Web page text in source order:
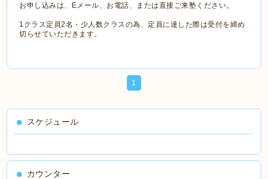
お申し込みは、Eメール、お電話、または直接ご来塾ください。
1クラス定員2名・少人数クラスの為、定員に達した際は受付を締め
切らせていただきます。
1
スケジュール
カウンター